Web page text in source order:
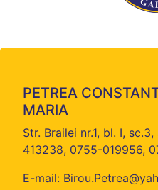
PETREA
MARIA
Str. Brailei nr.1, bl. I,
413238, 0755-019956,
E-mail: